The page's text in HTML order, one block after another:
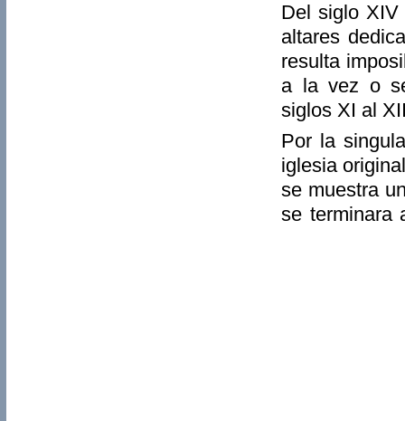
Del siglo
altares
resulta
a la vez o
siglos XI al
Por la
iglesia
se muestra
se terminara